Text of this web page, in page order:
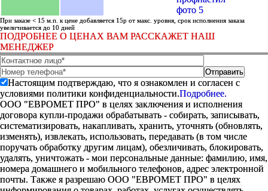
При заказе < 15 м.п. к цене добавляется 15р от макс. уровня, срок исполнения заказа
увеличивается до 10 дней
ПОДРОБНЕЕ О ЦЕНАХ ВАМ РАССКАЖЕТ НАШ
МЕНЕДЖЕР
Настоящим подтверждаю, что я ознакомлен и согласен с
условиями политики конфиденциальности.Подробнее.
ООО "ЕВРОМЕТ ПРО" в целях заключения и исполнения
договора купли-продажи обрабатывать - собирать, записывать,
систематизировать, накапливать, хранить, уточнять (обновлять,
изменять), извлекать, использовать, передавать (в том числе
поручать обработку другим лицам), обезличивать, блокировать,
удалять, уничтожать - мои персональные данные: фамилию, имя,
номера домашнего и мобильного телефонов, адрес электронной
почты. Также я разрешаю ООО "ЕВРОМЕТ ПРО" в целях